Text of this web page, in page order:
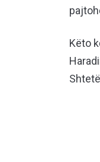
Këto